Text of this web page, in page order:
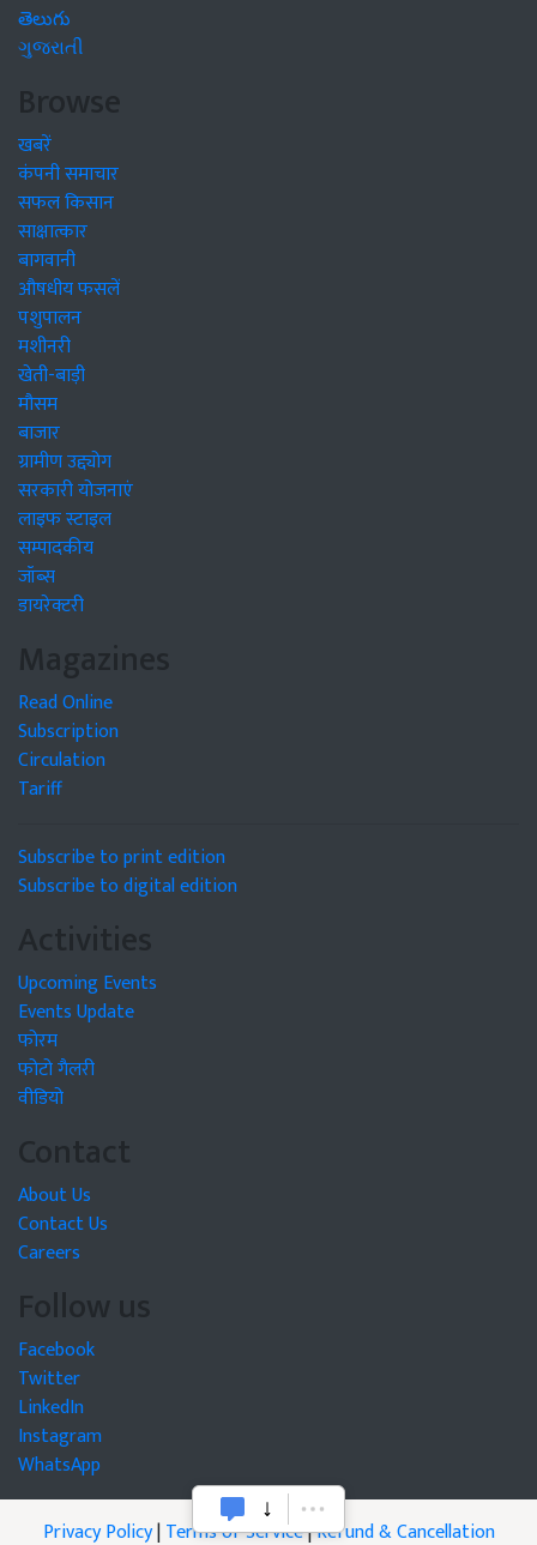
తెలుగు
ગુજરાતી
Browse
खबरें
कंपनी समाचार
सफल किसान
साक्षात्कार
बागवानी
औषधीय फसलें
पशुपालन
मशीनरी
खेती-बाड़ी
मौसम
बाजार
ग्रामीण उद्द्योग
सरकारी योजनाएं
लाइफ स्टाइल
सम्पादकीय
जॉब्स
डायरेक्टरी
Magazines
Read Online
Subscription
Circulation
Tariff
Subscribe to print edition
Subscribe to digital edition
Activities
Upcoming Events
Events Update
फोरम
फोटो गैलरी
वीडियो
Contact
About Us
Contact Us
Careers
Follow us
Facebook
Twitter
LinkedIn
Instagram
WhatsApp
Privacy Policy|Terms of Service|Refund & Cancellation